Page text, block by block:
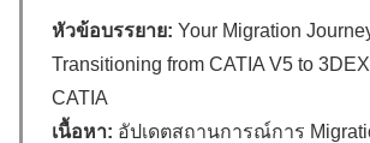
หัวข้อบรรยาย: Your Migration
Transitioning from CATIA V5 to
CATIA
เนื้อหา: อัปเดตสถานการณ์การ